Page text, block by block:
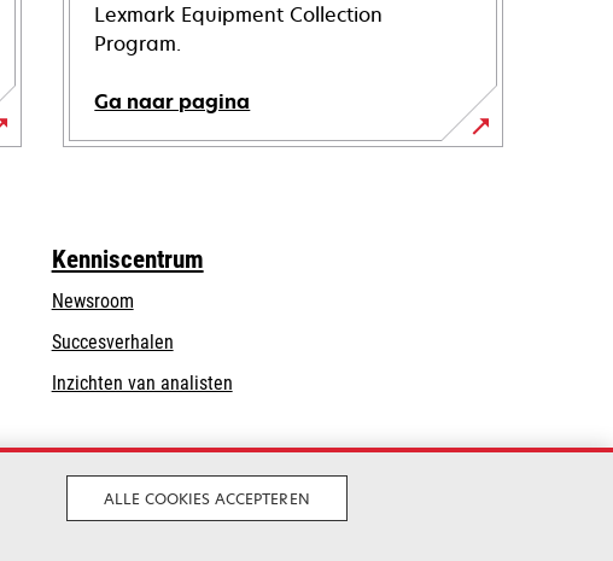
Lexmark Equipment Collection
Program.
Ga naar pagina
Kenniscentrum
Newsroom
Succesverhalen
Inzichten van analisten
ALLE COOKIES ACCEPTEREN